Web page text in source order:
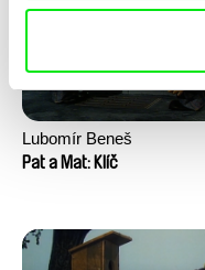
Lubomír Beneš
Pat a Mat: Klíč